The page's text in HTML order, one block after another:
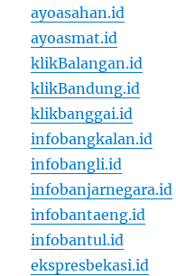
ayoasahan.id
ayoasmat.id
klikBalangan.id
klikBandung.id
klikbanggai.id
infobangkalan.id
infobangli.id
infobanjarnegara.id
infobantaeng.id
infobantul.id
ekspresbekasi.id